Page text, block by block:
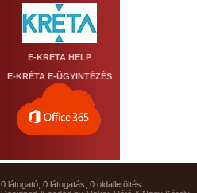
E-KRÉTA HELP
E-KRÉTA E-ÜGYINTÉZÉS
0 látogató, 0 látogatás, 0 oldalletöltés